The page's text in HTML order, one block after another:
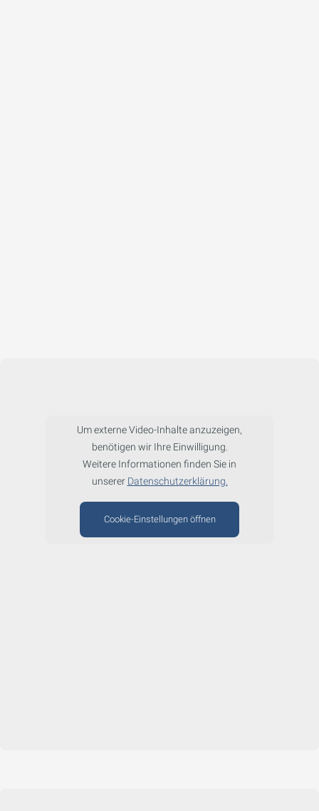
Um externe Video-Inhalte anzuzeigen,
benötigen wir Ihre Einwilligung.
Weitere Informationen finden Sie in
unserer Datenschutzerklärung.
Cookie-Einstellungen öffnen